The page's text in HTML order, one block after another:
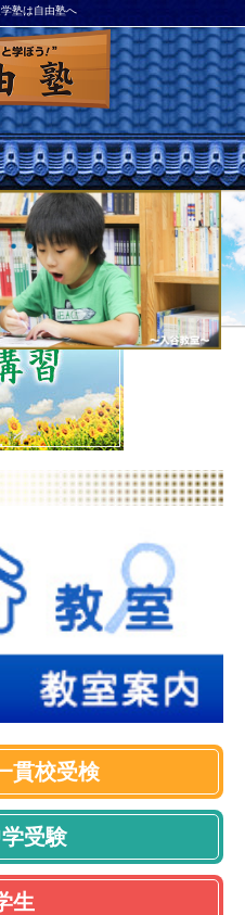
塾は自由塾へ
貫校受検
受験
生